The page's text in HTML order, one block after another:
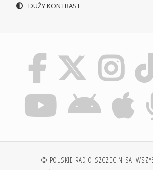
DUŻY KONTRAST
© POLSKIE RADIO SZCZECIN SA.